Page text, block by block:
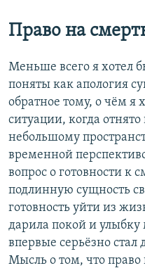
Право на
Меньше всего я хотел
поняты как апология
обратное тому, о чём я
ситуации, когда
небольшому
временной
вопрос о готовности к
подлинную сущность
готовность уйти из
дарила покой и улыбку
впервые серьёзно
Мысль о том, что право